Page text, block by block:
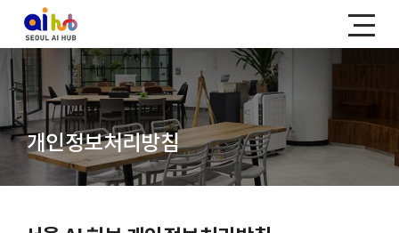
개인정보처리방침